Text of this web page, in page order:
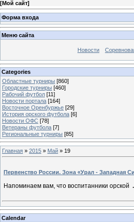
[Мой сайт]
Форма входа
Меню сайта
Новости
Categories
Областные турниры [860]
Городские турниры [460]
Рабочий футбол [11]
Новости портала [164]
Восточное Оренбуржье [29]
История орского футбола [6]
Новости ОФС [78]
Ветераны футбола [7]
Региональные турниры [85]
Главная » 2015 » Май » 19
Первенство России. Зона «Урал - Западная
Напоминаем вам, что воспитанники орской
Calendar